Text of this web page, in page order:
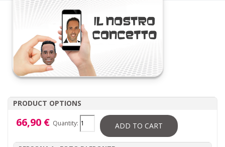
PRODUCT OPTIONS
66,90 € Quantity: ADD TO CART